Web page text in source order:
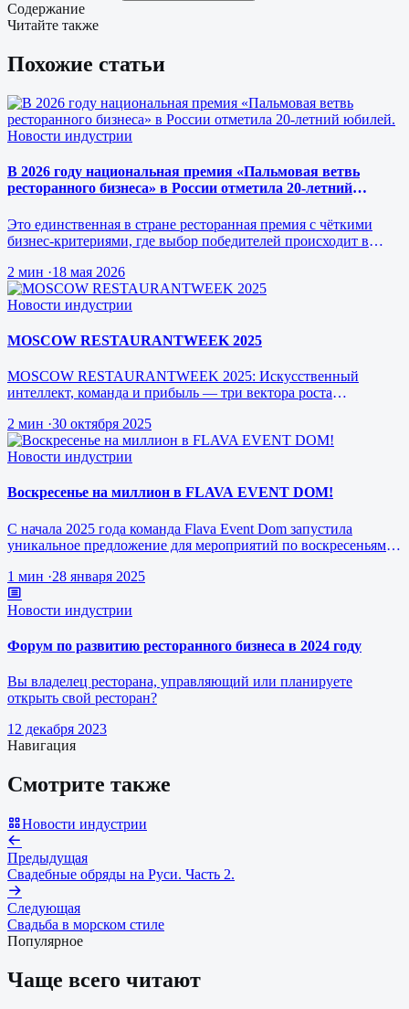
Содержание
Читайте также
Похожие статьи
Новости индустрии
В 2026 году национальная премия «Пальмовая ветвь
ресторанного бизнеса» в России отметила 20-летний
Это единственная в стране ресторанная премия с чёткими
бизнес-критериями, где выбор победителей происходит в
2 мин ·18 мая 2026
Новости индустрии
MOSCOW RESTAURANTWEEK 2025
MOSCOW RESTAURANTWEEK 2025: Искусственный
интеллект, команда и прибыль — три вектора роста
2 мин ·30 октября 2025
Новости индустрии
Воскресенье на миллион в FLAVA EVENT DOM!
С начала 2025 года команда Flava Event Dom запустила
уникальное предложение для мероприятий по воскресеньям за
1 мин ·28 января 2025
Новости индустрии
Форум по развитию ресторанного бизнеса в 2024 году
Вы владелец ресторана, управляющий или планируете
открыть свой ресторан?
12 декабря 2023
Навигация
Смотрите также
Новости индустрии
Предыдущая
Свадебные обряды на Руси. Часть 2.
Следующая
Свадьба в морском стиле
Популярное
Чаще всего читают